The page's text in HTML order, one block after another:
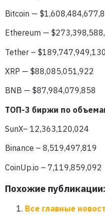
Bitcoin —
Ethereum —
Tether – $189,747,949,130
XRP — $88,085,051,922
BNB — $87,984,079,858
ТОП-3 биржи по
SunX– 12,363,120,024
Binance – 8,519,497,819
CoinUp.io – 7,119,859,092
Похожие публикации:
Все главные